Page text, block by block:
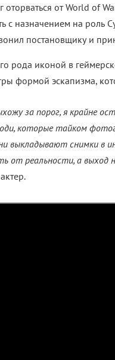
оторваться от World of
с назначением на роль
постановщику и
рода иконой в
формой эскапизма,
за порог, я крайне
которые тайком
выкладывают снимки в
от реальности, а